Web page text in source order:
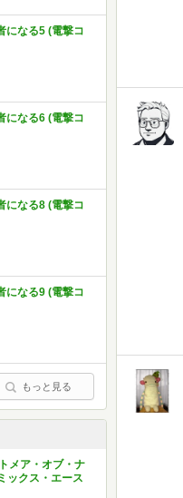
になる5 (電撃コ
になる6 (電撃コ
になる8 (電撃コ
になる9 (電撃コ
もっと見る
メア・オブ・ナ
ックス・エース